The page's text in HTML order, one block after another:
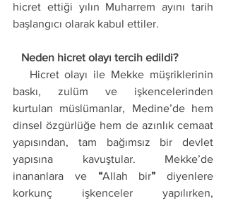
hicret ettiği yılın Muharrem ayını tarih
başlangıcı olarak kabul ettiler.
   Neden hicret olayı tercih edildi?
baskı, zulüm ve işkencelerinden
kurtulan müslümanlar, Medine’de hem
dinsel özgürlüğe hem de azınlık cemaat
yapısından, tam bağımsız bir devlet
yapısına kavuştular. Mekke’de
inananlara ve “Allah bir” diyenlere
korkunç işkenceler yapılırken,